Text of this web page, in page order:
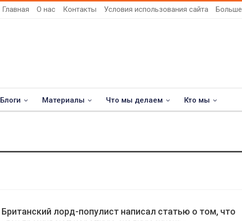
Главная О нас Контакты Условия использования сайта Больше
Блоги Материалы Что мы делаем Кто мы
Британский лорд-популист написал статью о том, что